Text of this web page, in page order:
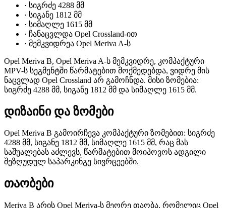
· სიგრძე 4288 მმ
· სიგანე 1812 მმ
· სიმაღლე 1615 მმ
· ჩანაცვლდა Opel Crossland-ით
· მემკვიდრეა Opel Meriva A-ს
Opel Meriva B, Opel Meriva A-ს მემკვიდრე, კომპაქტური
MPV-ს სეგმენტში წარმატებით მოქმედებდა, ვიდრე მის
ნაცვლად Opel Crossland არ გამოჩნდა. მისი ზომებია:
სიგრძე 4288 მმ, სიგანე 1812 მმ და სიმაღლე 1615 მმ.
დიზაინი და ზომები
Opel Meriva B გამოირჩევა კომპაქტური ზომებით: სიგრძე
4288 მმ, სიგანე 1812 მმ, სიმაღლე 1615 მმ, რაც მას
საშუალებას აძლევს, წარმატებით მოიპოვოს ადგილი
შეზღუდულ საპარკინგე სივრცეებში.
თაობები
Meriva B არის Opel Meriva-ს მეორე თაობა, რომელიც Opel